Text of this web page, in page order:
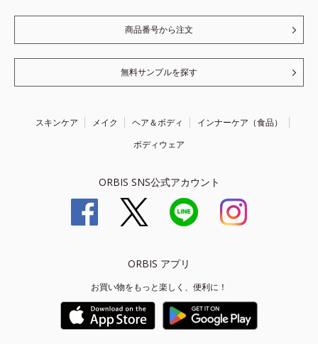
商品番号から注文
無料サンプルを探す
スキンケア メイク ヘア＆ボディ
インナーケア（食品）
ボディウェア
ORBIS SNS公式アカウント
ORBIS アプリ
お買い物をもっと楽しく、便利に！